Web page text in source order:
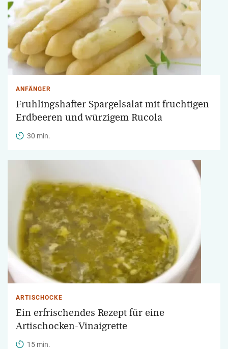
ANFÄNGER
Frühlingshafter Spargelsalat mit fruchtigen
Erdbeeren und würzigem Rucola
30 min.
ARTISCHOCKE
Ein erfrischendes Rezept für eine
Artischocken-Vinaigrette
15 min.